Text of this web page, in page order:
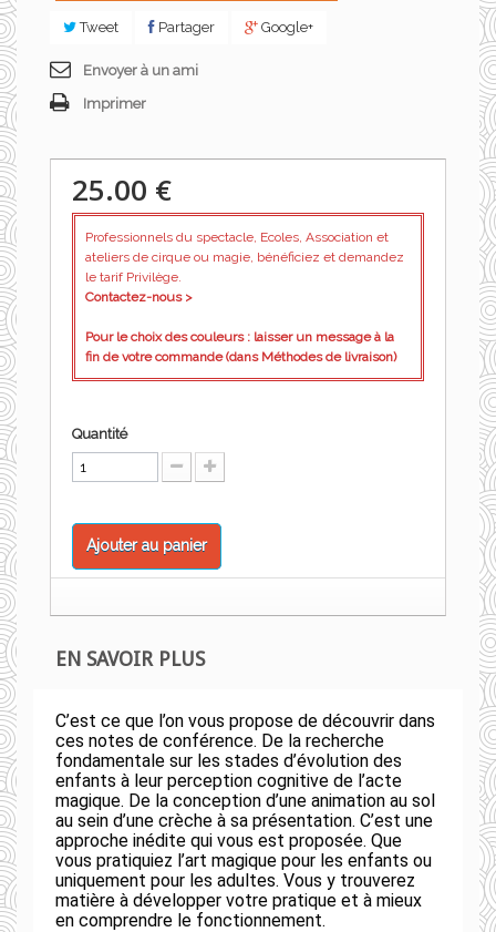
Tweet Partager Google+
Envoyer à un ami
Imprimer
25.00 €
Professionnels du spectacle, Ecoles, Association et
ateliers de cirque ou magie, bénéficiez et demandez
le tarif Privilège.
Contactez-nous >
Pour le choix des couleurs : laisser un message à la
fin de votre commande (dans Méthodes de livraison)
Quantité
Ajouter au panier
EN SAVOIR PLUS
C’est ce que l’on vous propose de découvrir dans
ces notes de conférence. De la recherche
fondamentale sur les stades d’évolution des
enfants à leur perception cognitive de l’acte
magique. De la conception d’une animation au sol
au sein d’une crèche à sa présentation. C’est une
approche inédite qui vous est proposée. Que
vous pratiquiez l’art magique pour les enfants ou
uniquement pour les adultes. Vous y trouverez
matière à développer votre pratique et à mieux
en comprendre le fonctionnement.